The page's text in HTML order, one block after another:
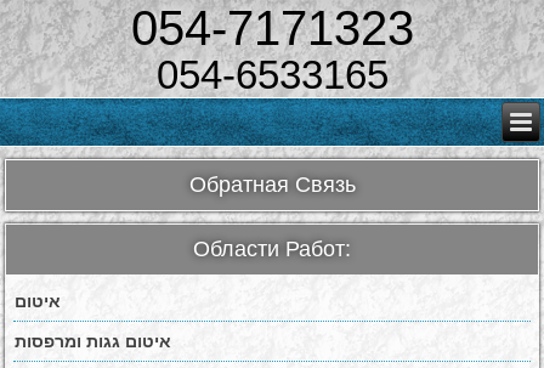
054-7171323
054-6533165
Обратная Связь
Области Работ:
איטום
איטום גגות ומרפסות